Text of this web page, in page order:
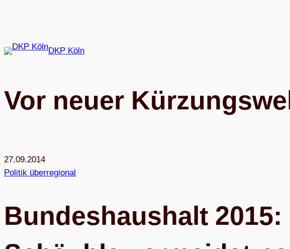
DKP Köln
Vor neuer
27.09.2014
Politik überregional
Bun­des­haus­halt